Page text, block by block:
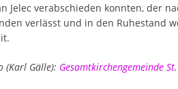
Jelec verabschieden konnten, der
verlässt und in den Ruhestand
(Karl Gälle): Gesamtkirchengemeinde